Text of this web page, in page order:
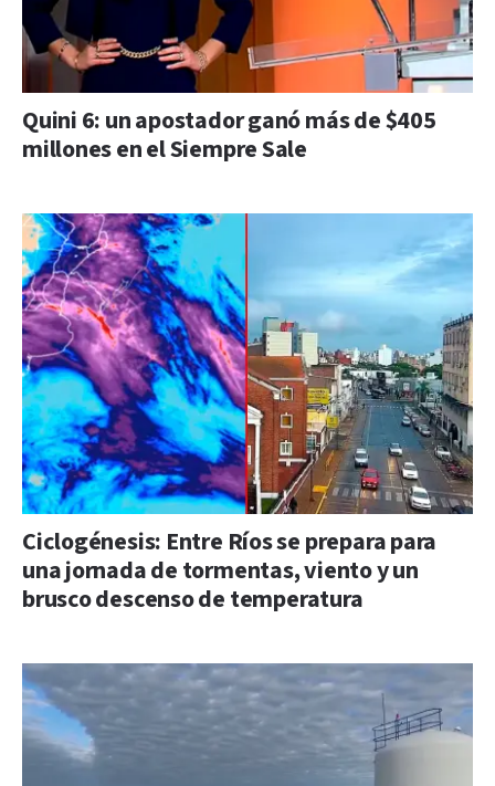
Quini 6: un apostador ganó más de $405
millones en el Siempre Sale
Ciclogénesis: Entre Ríos se prepara para
una jornada de tormentas, viento y un
brusco descenso de temperatura